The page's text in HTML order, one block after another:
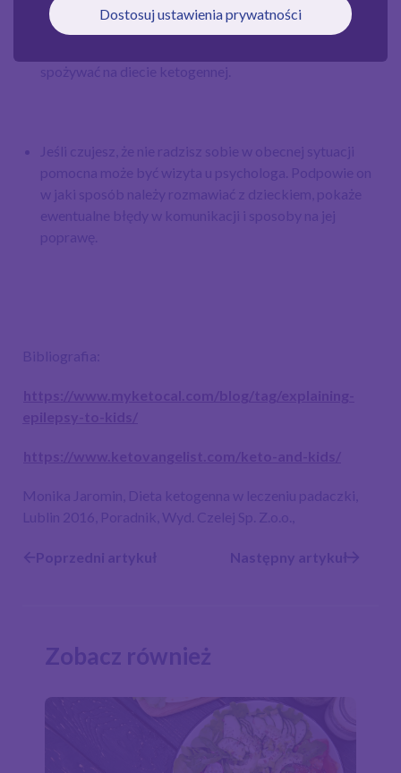
również z innymi członkami rodziny. Wytłumacz jak
mają rozmawiać z dzieckiem, poproś o niejedzenie przy
spożywać na diecie ketogennej.
Jeśli czujesz, że nie radzisz sobie w obecnej sytuacji
pomocna może być wizyta u psychologa. Podpowie on
w jaki sposób należy rozmawiać z dzieckiem, pokaże
ewentualne błędy w komunikacji i sposoby na jej
poprawę.
Bibliografia:
Monika Jaromin, Dieta ketogenna w leczeniu padaczki,
Lublin 2016, Poradnik, Wyd. Czelej Sp. Z.o.o.,
Poprzedni artykuł Następny artykuł
Zobacz również
Dostosuj ustawienia prywatności